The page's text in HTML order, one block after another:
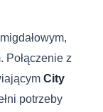
Połączenie z
City
potrzeby